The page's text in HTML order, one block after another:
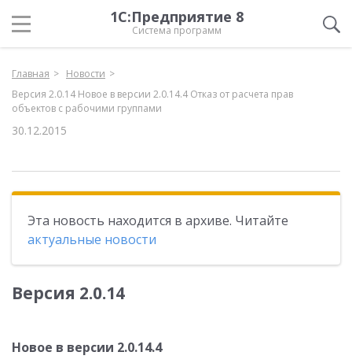
1С:Предприятие 8
Система программ
Главная
Новости
Версия 2.0.14 Новое в версии 2.0.14.4 Отказ от расчета прав
объектов с рабочими группами
30.12.2015
Эта новость находится в архиве. Читайте
актуальные новости
Версия 2.0.14
Новое в версии 2.0.14.4